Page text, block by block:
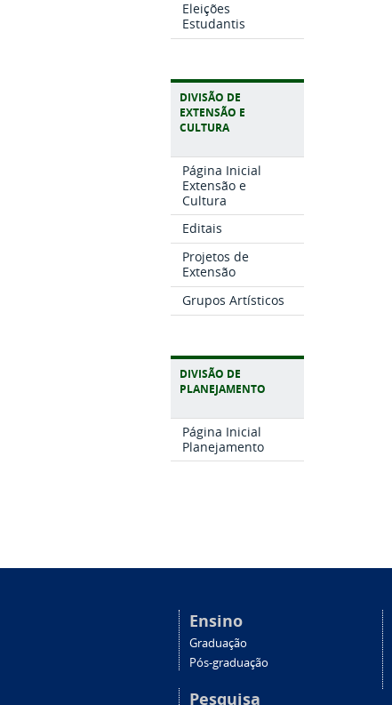
Eleições
Estudantis
DIVISÃO DE
EXTENSÃO E
CULTURA
Página Inicial
Extensão e
Cultura
Editais
Projetos de
Extensão
Grupos Artísticos
DIVISÃO DE
PLANEJAMENTO
Página Inicial
Planejamento
Ensino
Graduação
Pós-graduação
Pesquisa